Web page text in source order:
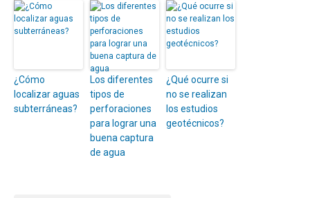
¿Cómo
localizar aguas
subterráneas?
Los diferentes
tipos de
perforaciones
para lograr una
buena captura
de agua
¿Qué ocurre si
no se realizan
los estudios
geotécnicos?